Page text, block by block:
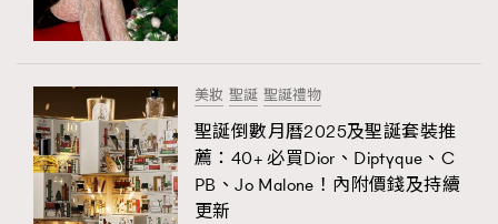
美妝 聖誕 聖誕禮物
聖誕倒數月曆2025及聖誕套裝推
薦：40+ 必買Dior、Diptyque、C
PB、Jo Malone！內附價錢及持續
更新